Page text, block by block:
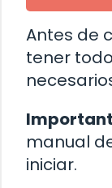
Antes de
tener
manual
iniciar.